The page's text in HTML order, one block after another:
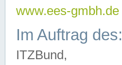
www.ees-gmbh.de
Im Auftrag des:
ITZBund,